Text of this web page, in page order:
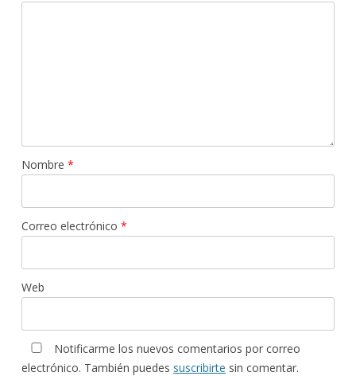
Nombre *
Correo electrónico *
Web
Notificarme los nuevos comentarios por correo
electrónico. También puedes suscribirte sin comentar.